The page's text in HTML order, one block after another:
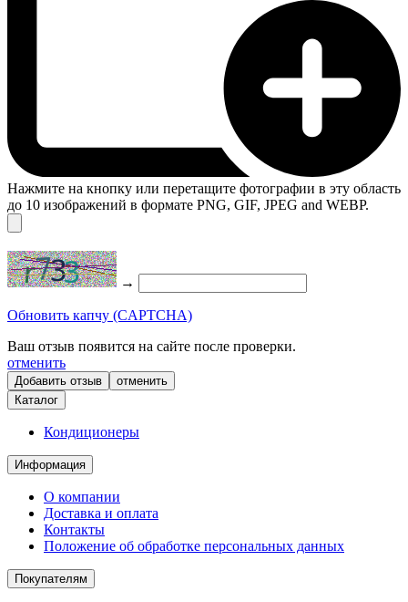
Нажмите на кнопку или перетащите фотографии в эту область
до 10 изображений в формате PNG, GIF, JPEG and WEBP.
→
Обновить капчу (CAPTCHA)
Ваш отзыв появится на сайте после проверки.
отменить
отменить
Каталог
Кондиционеры
Информация
О компании
Доставка и оплата
Контакты
Положение об обработке персональных данных
Покупателям